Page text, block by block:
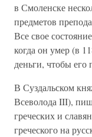
в Смоленске
предметов
Все свое
когда он умер (в
деньги, чтобы его
В Суздальском
Всеволода III),
греческих и
греческого на